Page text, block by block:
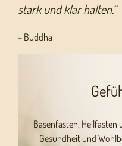
stark und klar halten.“
– Buddha
Basenfasten, Heilfasten
Gesundheit und